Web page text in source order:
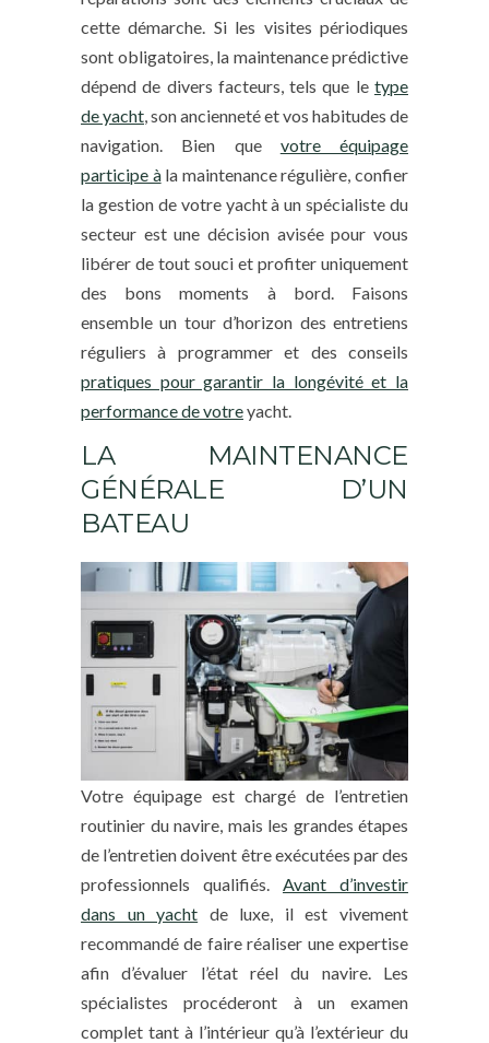
cette démarche. Si les visites périodiques
sont obligatoires, la maintenance prédictive
dépend de divers facteurs, tels que le type
de yacht, son ancienneté et vos habitudes de
navigation. Bien que votre équipage
participe àla maintenance régulière, confier
la gestion de votre yacht à un spécialiste du
secteur est une décision avisée pour vous
libérer de tout souci et profiter uniquement
des bons moments à bord. Faisons
ensemble un tour d’horizon des entretiens
réguliers à programmer et des conseils
pratiques pour garantir la longévité et la
performance de votreyacht.
LA MAINTENANCE
GÉNÉRALE D’UN
BATEAU
Votre équipage est chargé de l’entretien
routinier du navire, mais les grandes étapes
de l’entretien doivent être exécutées par des
professionnels qualifiés. Avant d’investir
dans un yacht de luxe, il est vivement
recommandé de faire réaliser une expertise
afin d’évaluer l’état réel du navire. Les
spécialistes procéderont à un examen
complet tant à l’intérieur qu’à l’extérieur du